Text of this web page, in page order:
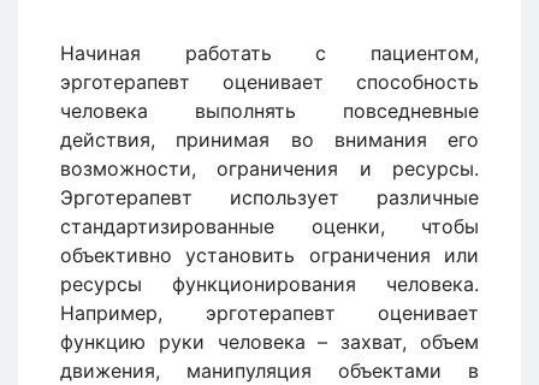
Начиная работать с пациентом,
эрготерапевт оценивает способность
человека выполнять повседневные
действия, принимая во внимания его
возможности, ограничения и ресурсы.
Эрготерапевт использует различные
стандартизированные оценки, чтобы
объективно установить ограничения или
ресурсы функционирования человека.
Например, эрготерапевт оценивает
функцию руки человека – захват, объем
движения, манипуляция объектами в